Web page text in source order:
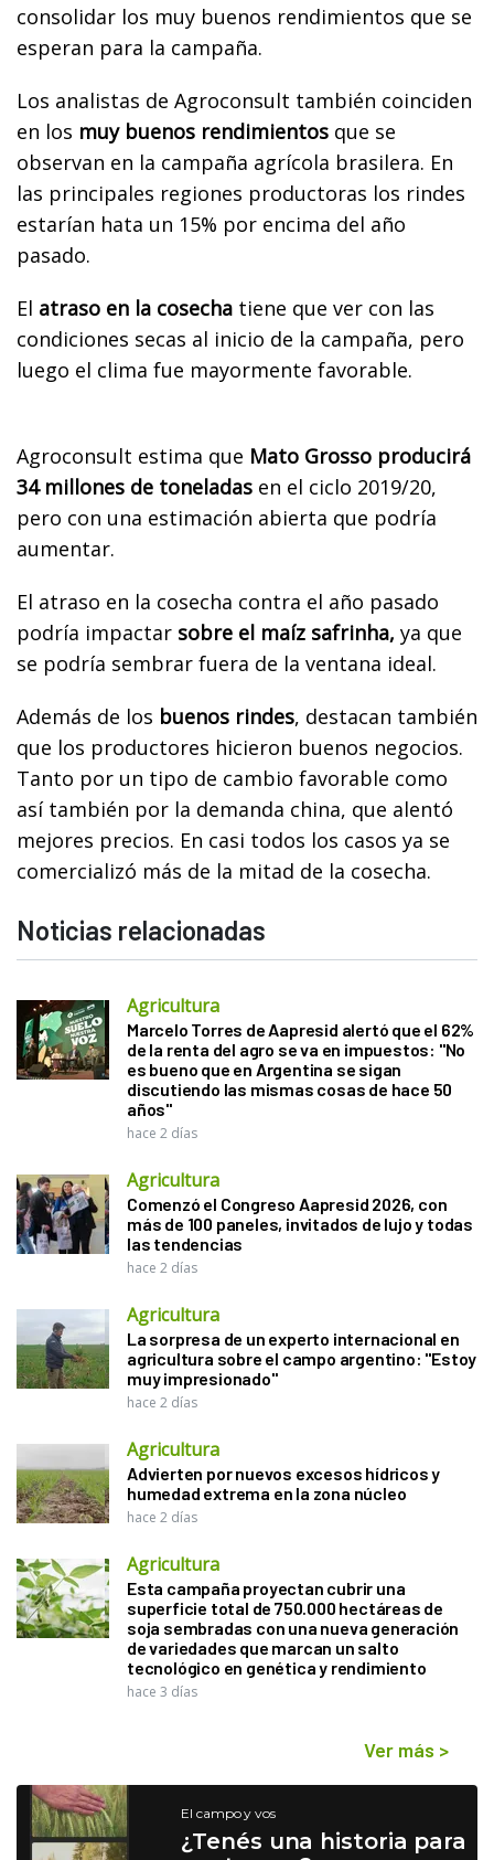
consolidar los muy buenos rendimientos que se
esperan para la campaña.
Los analistas de Agroconsult también coinciden
en los muy buenos rendimientos que se
observan en la campaña agrícola brasilera. En
las principales regiones productoras los rindes
estarían hata un 15% por encima del año
pasado.
El atraso en la cosecha tiene que ver con las
condiciones secas al inicio de la campaña, pero
luego el clima fue mayormente favorable.
Agroconsult estima que Mato Grosso producirá
34 millones de toneladas en el ciclo 2019/20,
pero con una estimación abierta que podría
aumentar.
El atraso en la cosecha contra el año pasado
podría impactar sobre el maíz safrinha, ya que
se podría sembrar fuera de la ventana ideal.
Además de los buenos rindes, destacan también
que los productores hicieron buenos negocios.
Tanto por un tipo de cambio favorable como
así también por la demanda china, que alentó
mejores precios. En casi todos los casos ya se
comercializó más de la mitad de la cosecha.
Noticias relacionadas
Agricultura
Marcelo Torres de Aapresid alertó que el 62%
de la renta del agro se va en impuestos: "No
es bueno que en Argentina se sigan
discutiendo las mismas cosas de hace 50
años"
hace 2 días
Agricultura
Comenzó el Congreso Aapresid 2026, con
más de 100 paneles, invitados de lujo y todas
las tendencias
hace 2 días
Agricultura
La sorpresa de un experto internacional en
agricultura sobre el campo argentino: "Estoy
muy impresionado"
hace 2 días
Agricultura
Advierten por nuevos excesos hídricos y
humedad extrema en la zona núcleo
hace 2 días
Agricultura
Esta campaña proyectan cubrir una
superficie total de 750.000 hectáreas de
soja sembradas con una nueva generación
de variedades que marcan un salto
tecnológico en genética y rendimiento
hace 3 días
Ver más >
El campo y vos
¿Tenés una historia para